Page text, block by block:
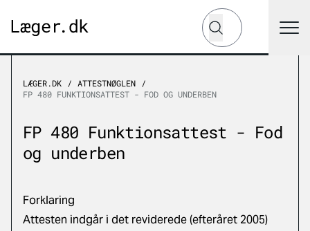
Hvad leder du efter?
Søg
LÆGER.DK
ATTESTNØGLEN
FP 480 FUNKTIONSATTEST - FOD OG UNDERBEN
FP 480 Funktionsattest - Fod
og underben
Forklaring
Attesten indgår i det reviderede (efteråret 2005)